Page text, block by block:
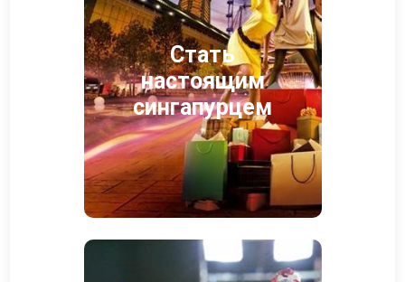
Стать
настоящим
сингапурцем